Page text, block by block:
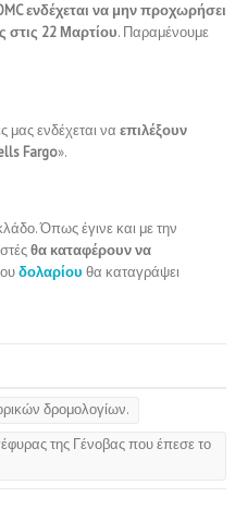
ενδέχεται να μην προχωρήσει
στις 22 Μαρτίου. Παραμένουμε
μας ενδέχεται να επιλέξουν
Fargo».
Όπως έγινε και με την
θα καταφέρουν να
δολαρίου θα καταγράψει
δρομολογίων.
της Γένοβας που έπεσε το